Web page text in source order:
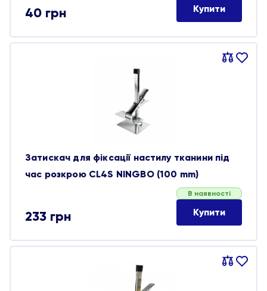
40 грн Купити
Порівняти
В
Затискач для фіксації настилу тканини під
час розкрою CL4S NINGBO (100 mm)
233 грн
В наявності
Купити
Порівняти
В